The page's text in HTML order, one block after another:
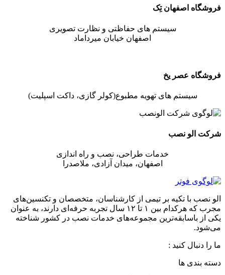
فروشگاه اصفهان تِک
سیستم های حفاظتی و نظارت تصویری
اصفهان خیابان میرداماد
فروشگاه عصر یخ
سیستم های تهویه مطبوع(کولر گازی، داکت اسپلیت)
شرکت الو نصب
خدمات طراحی، نصب و راه اندازی
اصفهان، میدان آزادی، ملاصدرا
الو نصب با تکیه بر تیمی از کارشناسان، متخصصان و تکنسین‌های
مجرب که هرکدام بین ۱ تا ۱۲ سال تجربه حرفه‌ای دارند، به عنوان
یکی از باسابقه‌ترین مجموعه‌های خدمات نصب در کشور شناخته
می‌شود.
ما را دنبال کنید :
دسته بندی ها